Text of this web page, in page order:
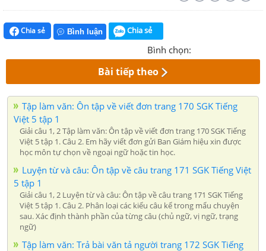
Chia sẻ Bình luận Chia sẻ
Bình chọn:
Bài tiếp theo
Tập làm văn: Ôn tập về viết đơn trang 170 SGK Tiếng
Việt 5 tập 1
Giải câu 1, 2 Tập làm văn: Ôn tập về viết đơn trang 170 SGK Tiếng
Việt 5 tập 1. Câu 2. Em hãy viết đơn gửi Ban Giám hiệu xin được
học môn tự chọn về ngoại ngữ hoặc tin học.
Luyện từ và câu: Ôn tập về câu trang 171 SGK Tiếng Việt
5 tập 1
Giải câu 1, 2 Luyện từ và câu: Ôn tập về câu trang 171 SGK Tiếng
Việt 5 tập 1. Câu 2. Phân loại các kiểu câu kể trong mẩu chuyện
sau. Xác định thành phần của từng câu (chủ ngữ, vị ngữ, trạng
ngữ)
Tập làm văn: Trả bài văn tả người trang 172 SGK Tiếng